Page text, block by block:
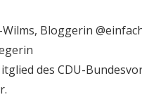
Wilms, Bloggerin
des CDU-